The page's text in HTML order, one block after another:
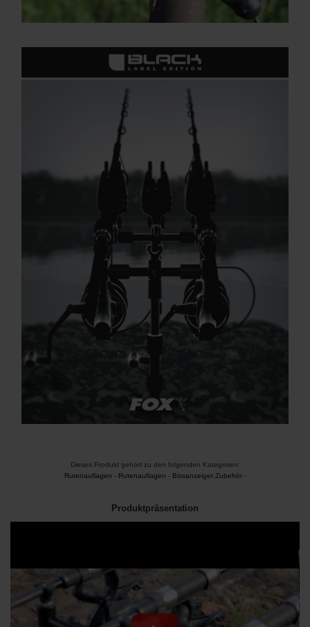
Dieses Produkt gehört zu den folgenden Kategorien:
Rutenauflagen - Rutenauflagen - Bissanzeiger Zubehör-
Produktpräsentation